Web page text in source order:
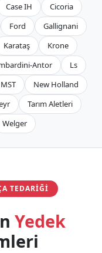
Case IH
Cicoria
Ford
Gallignani
Karataş
Krone
Antor
Ls
MST
New Holland
Tarım Aletleri
Welger
TEDARIĞI
Yedek